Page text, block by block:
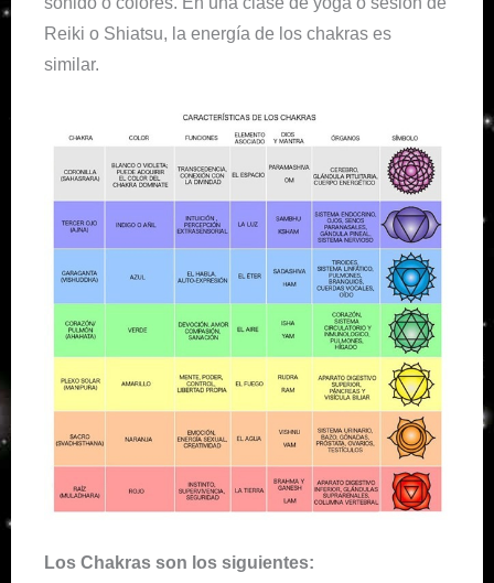
Reiki o Shiatsu, la energía de los chakras es
similar.
Los Chakras son los siguientes: